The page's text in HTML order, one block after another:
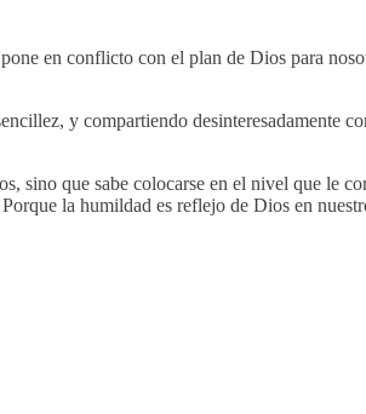
en conflicto con el plan de Dios para
y compartiendo desinteresadamente
sino que sabe colocarse en el nivel que le
la humildad es reflejo de Dios en